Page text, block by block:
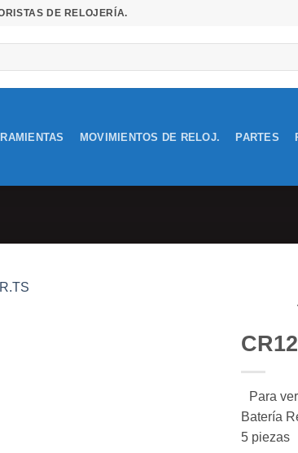
DE RELOJERÍA.
MOVIMIENTOS DE RELOJ. PARTES
Para
Batería
5 piezas